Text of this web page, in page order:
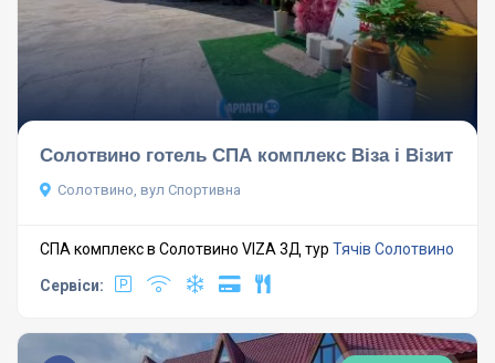
Солотвино готель СПА комплекс Віза і Візит
Солотвино, вул Спортивна
СПА комплекс в Солотвино VIZA 3Д тур Тячів Солотвино
Сервіси: